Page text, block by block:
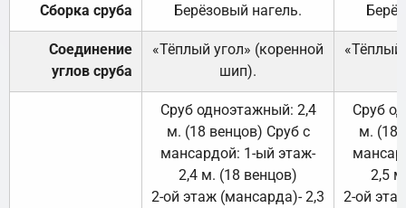
Сборка сруба Берёзовый нагель.
Соединение
углов сруба
«Тёплый угол» (коренной
шип).
«Тёплый
Сруб одноэтажный: 2,4
м. (18 венцов) Сруб с
мансардой: 1-ый этаж-
2,4 м. (18 венцов)
2-ой этаж (мансарда)- 2,3
Сруб
м. (18
2,5
2-ой